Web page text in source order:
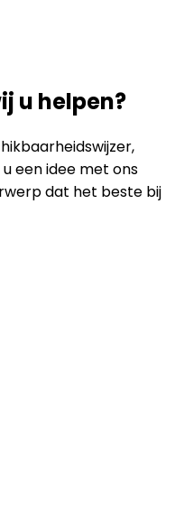
u helpen?
een idee met ons
dat het beste bij